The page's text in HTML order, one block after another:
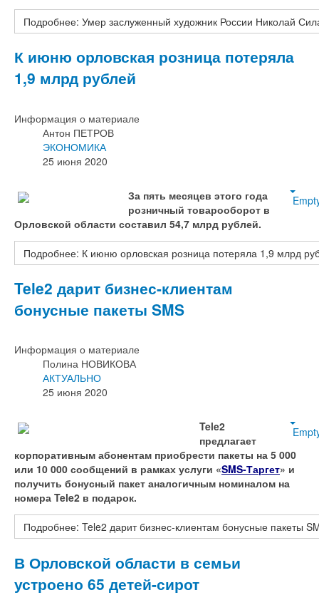
Подробнее: Умер заслуженный художник России Николай
К июню орловская розница потеряла
1,9 млрд рублей
Информация о материале
Антон ПЕТРОВ
ЭКОНОМИКА
25 июня 2020
За пять месяцев этого года
розничный товарооборот в
Орловской области составил 54,7 млрд рублей.
Подробнее: К июню орловская розница потеряла 1,9 млрд
Tele2 дарит бизнес-клиентам
бонусные пакеты SMS
Информация о материале
Полина НОВИКОВА
АКТУАЛЬНО
25 июня 2020
Tele2
предлагает
корпоративным абонентам приобрести пакеты на 5 000
или 10 000 сообщений в рамках услуги «SMS-Таргет» и
получить бонусный пакет аналогичным номиналом на
номера Tele2 в подарок.
Подробнее: Tele2 дарит бизнес-клиентам бонусные пакеты
В Орловской области в семьи
устроено 65 детей-сирот